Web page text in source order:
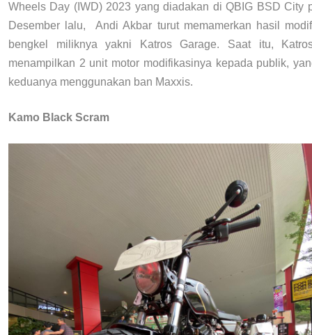
Wheels Day (IWD) 2023 yang diadakan di QBIG BSD City
Desember lalu, Andi Akbar turut memamerkan hasil
bengkel miliknya yakni Katros Garage. Saat itu,
menampilkan 2 unit motor modifikasinya kepada publik,
keduanya menggunakan ban Maxxis.
Kamo Black Scram